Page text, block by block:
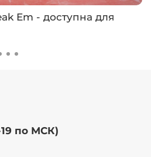
Em - доступна для
по МСК)